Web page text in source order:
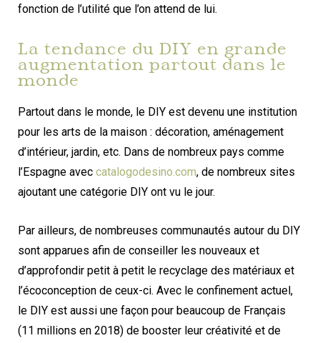
fonction de l’utilité que l’on attend de lui.
La tendance du DIY en grande
augmentation partout dans le
monde
Partout dans le monde, le DIY est devenu une institution
pour les arts de la maison : décoration, aménagement
d’intérieur, jardin, etc. Dans de nombreux pays comme
l’Espagne avec catalogodesino.com, de nombreux sites
ajoutant une catégorie DIY ont vu le jour.
Par ailleurs, de nombreuses communautés autour du DIY
sont apparues afin de conseiller les nouveaux et
d’approfondir petit à petit le recyclage des matériaux et
l’écoconception de ceux-ci. Avec le confinement actuel,
le DIY est aussi une façon pour beaucoup de Français
(11 millions en 2018) de booster leur créativité et de